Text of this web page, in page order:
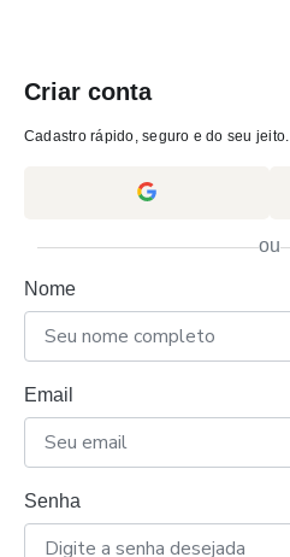
Criar conta
Cadastro rápido, seguro e do seu jeito.
ou
Nome
Email
Senha